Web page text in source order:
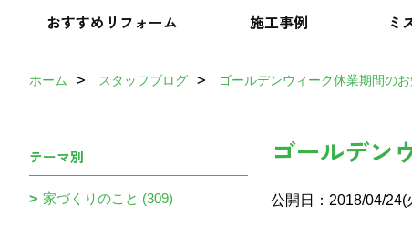
おすすめリフォーム 施工事例 ミ
ホーム スタッフブログ ゴールデンウィーク休業期間の
ゴールデン
公開日：2018/04/24(
テーマ別
家づくりのこと (309)